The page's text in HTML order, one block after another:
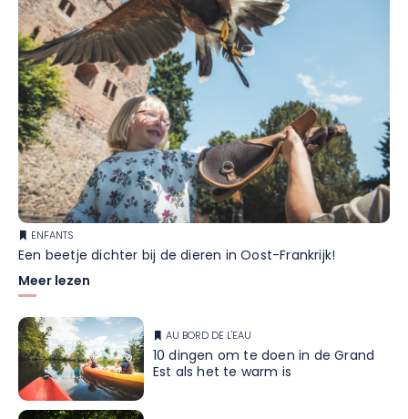
ENFANTS
Een beetje dichter bij de dieren in Oost-Frankrijk!
Meer lezen
AU BORD DE L'EAU
10 dingen om te doen in de Grand
Est als het te warm is